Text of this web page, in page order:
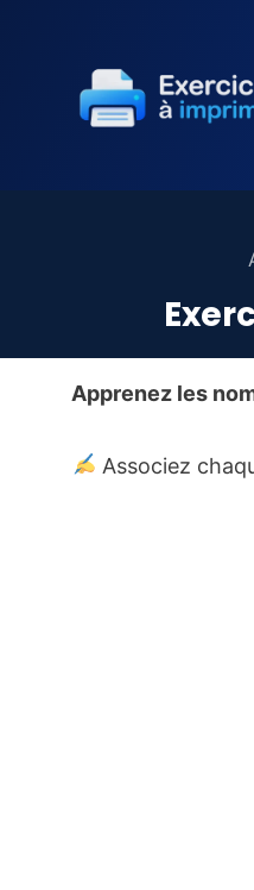
Apprenez les
Associez